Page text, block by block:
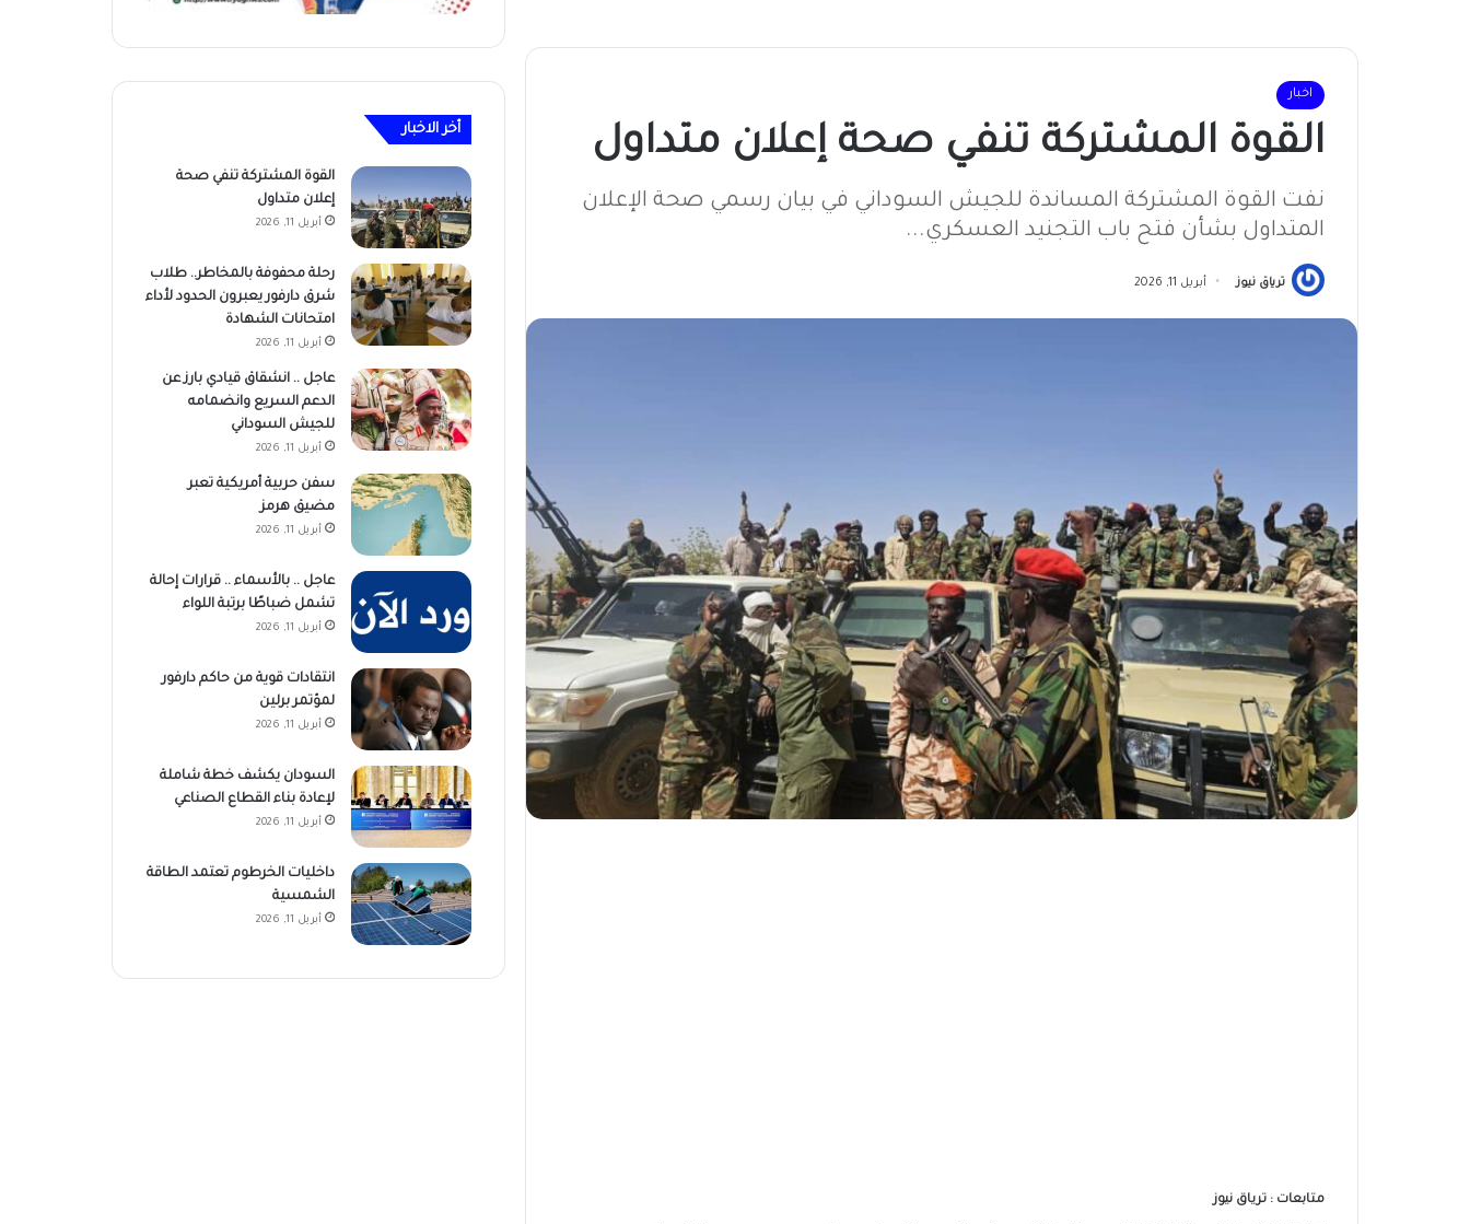
اخبار
القوة المشتركة تنفي صحة إعلان متداول
نفت القوة المشتركة المساندة للجيش السوداني في بيان رسمي صحة الإعلان
المتداول بشأن فتح باب التجنيد العسكري...
ترياق نيوز أبريل 11, 2026
متابعات : ترياق نيوز
أخر الاخبار
القوة المشتركة تنفي صحة
إعلان متداول
أبريل 11, 2026
رحلة محفوفة بالمخاطر.. طلاب
شرق دارفور يعبرون الحدود لأداء
امتحانات الشهادة
أبريل 11, 2026
عاجل .. انشقاق قيادي بارز عن
الدعم السريع وانضمامه
للجيش السوداني
أبريل 11, 2026
سفن حربية أمريكية تعبر
مضيق هرمز
أبريل 11, 2026
عاجل .. بالأسماء .. قرارات إحالة
تشمل ضباطًا برتبة اللواء
أبريل 11, 2026
انتقادات قوية من حاكم دارفور
لمؤتمر برلين
أبريل 11, 2026
السودان يكشف خطة شاملة
لإعادة بناء القطاع الصناعي
أبريل 11, 2026
داخليات الخرطوم تعتمد الطاقة
الشمسية
أبريل 11, 2026